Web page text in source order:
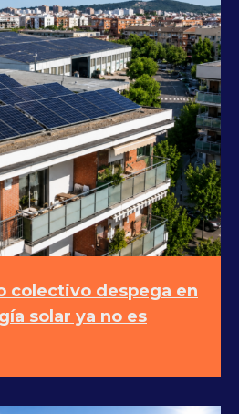
colectivo despega en
solar ya no es